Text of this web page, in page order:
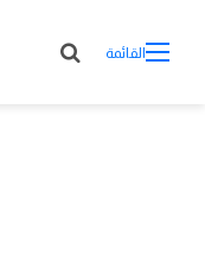
القائمة